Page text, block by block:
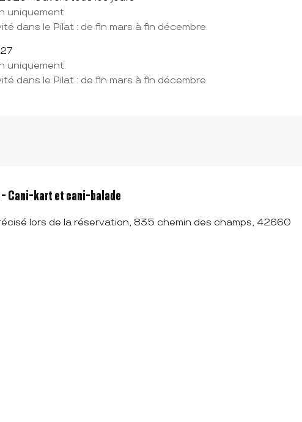
uniquement.
dans le Pilat : de fin mars à fin décembre.
uniquement.
dans le Pilat : de fin mars à fin décembre.
- Cani-kart et cani-balade
lors de la réservation, 835 chemin des champs, 42660